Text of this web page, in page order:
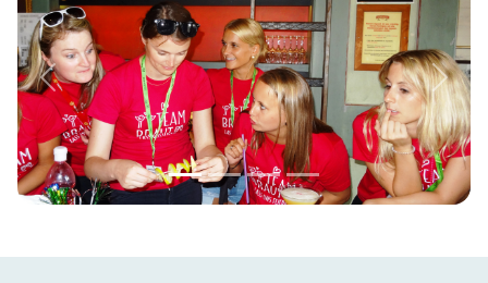
Previous Next